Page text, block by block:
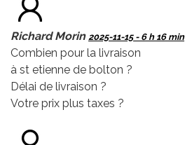
Richard Morin 2025-11-15 - 6 h 16 min
Combien pour la livraison
à st etienne de bolton ?
Délai de livraison ?
Votre prix plus taxes ?